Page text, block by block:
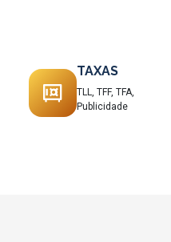
TAXAS
TLL, TFF, TFA,
Publicidade